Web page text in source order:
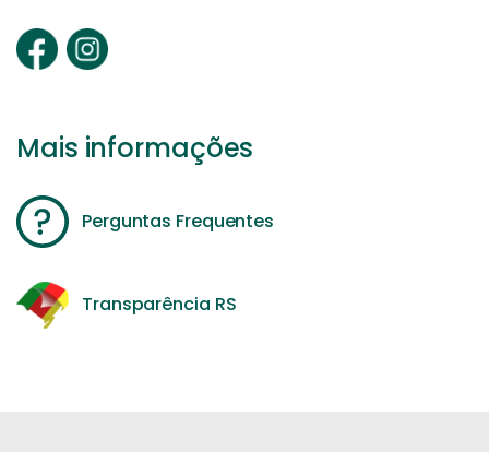
Mais informações
Perguntas Frequentes
Transparência RS